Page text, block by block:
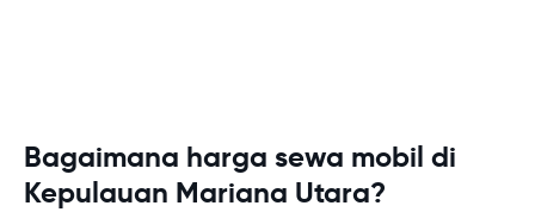
Bagaimana harga sewa mobil di
Kepulauan Mariana Utara?